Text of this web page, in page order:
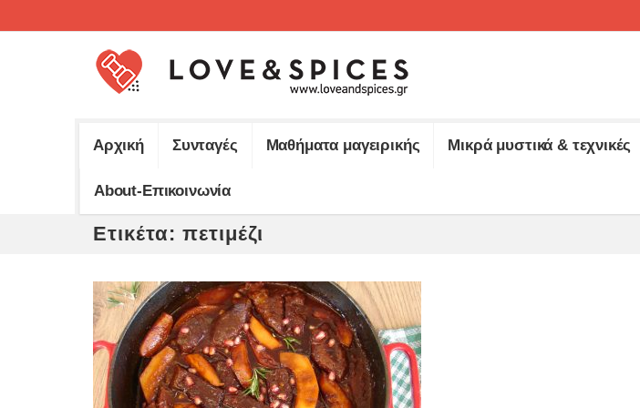
Αρχική Συνταγές Μαθήματα μαγειρικής Μικρά μυστικά & τεχνικές
About-Επικοινωνία
Ετικέτα: πετιμέζι